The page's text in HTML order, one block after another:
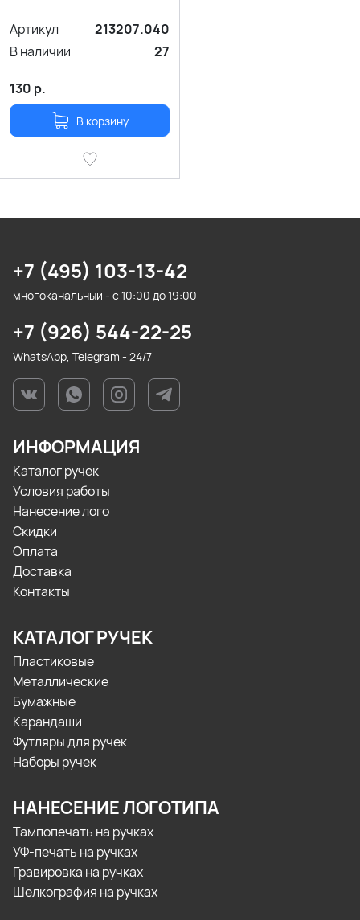
Артикул
213207.040
В наличии
27
130 р.
В корзину
+7 (495) 103-13-42
многоканальный - с 10:00 до 19:00
+7 (926) 544-22-25
WhatsApp, Telegram - 24/7
ИНФОРМАЦИЯ
Каталог ручек
Условия работы
Нанесение лого
Скидки
Оплата
Доставка
Контакты
КАТАЛОГ РУЧЕК
Пластиковые
Металлические
Бумажные
Карандаши
Футляры для ручек
Наборы ручек
НАНЕСЕНИЕ ЛОГОТИПА
Тампопечать на ручках
УФ-печать на ручках
Гравировка на ручках
Шелкография на ручках